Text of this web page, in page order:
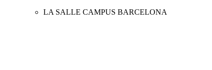
LA SALLE CAMPUS BARCELONA